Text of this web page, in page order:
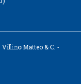
Matteo & C. -